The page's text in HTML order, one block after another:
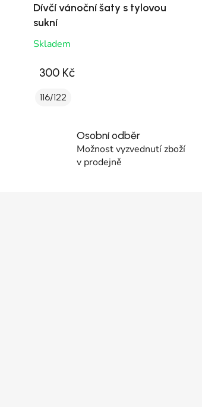
Dívčí vánoční šaty s tylovou
sukní
Skladem
300 Kč
116/122
Osobní odběr
Možnost vyzvednutí zboží
v prodejně